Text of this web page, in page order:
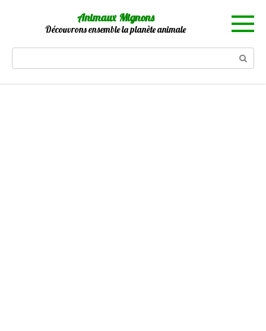
Animaux Mignons
Découvrons ensemble la planète animale